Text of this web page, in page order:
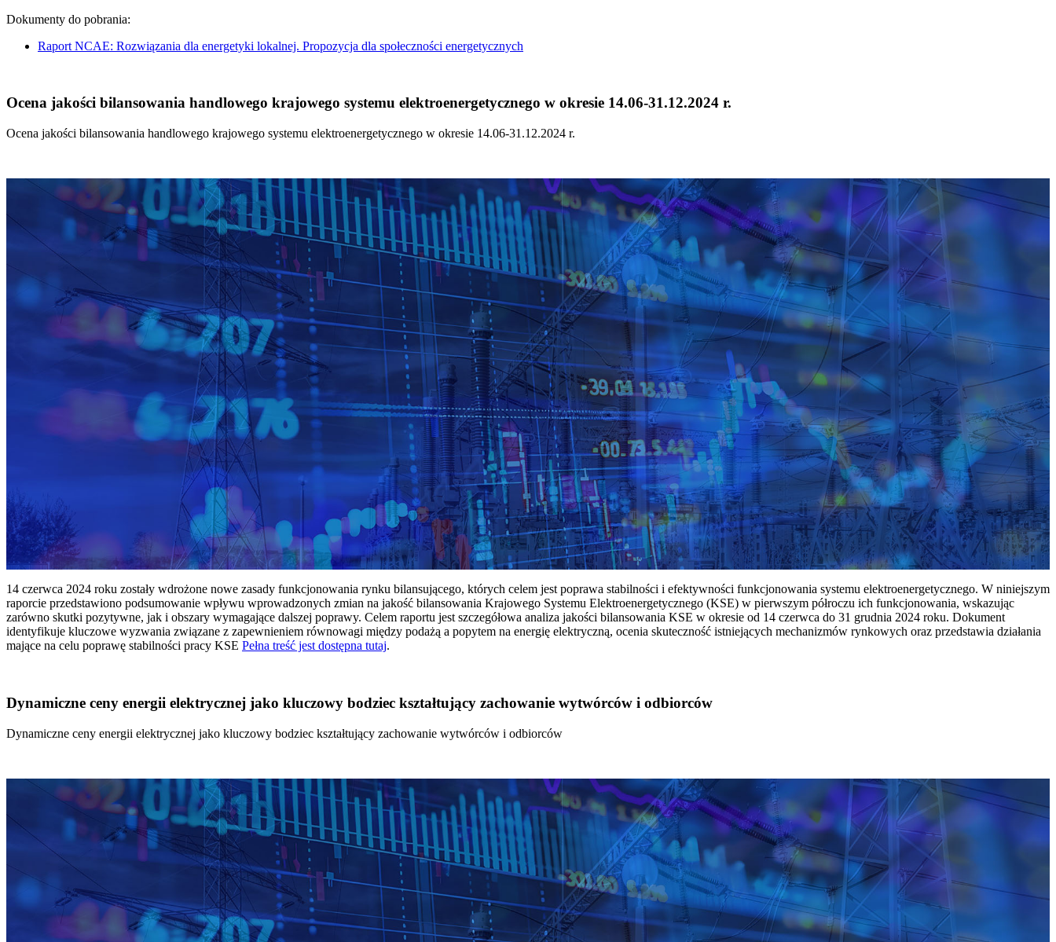
Dokumenty do pobrania:
Raport NCAE: Rozwiązania dla energetyki lokalnej. Propozycja dla społeczności energetycznych
Ocena jakości bilansowania handlowego krajowego systemu elektroenergetycznego w okresie 14.06-31.12.2024 r.
Ocena jakości bilansowania handlowego krajowego systemu elektroenergetycznego w okresie 14.06-31.12.2024 r.
14 czerwca 2024 roku zostały wdrożone nowe zasady funkcjonowania rynku bilansującego, których celem jest poprawa stabilności i efektywności funkcjonowania systemu elektroenergetycznego. W niniejszym
raporcie przedstawiono podsumowanie wpływu wprowadzonych zmian na jakość bilansowania Krajowego Systemu Elektroenergetycznego (KSE) w pierwszym półroczu ich funkcjonowania, wskazując
zarówno skutki pozytywne, jak i obszary wymagające dalszej poprawy. Celem raportu jest szczegółowa analiza jakości bilansowania KSE w okresie od 14 czerwca do 31 grudnia 2024 roku. Dokument
identyfikuje kluczowe wyzwania związane z zapewnieniem równowagi między podażą a popytem na energię elektryczną, ocenia skuteczność istniejących mechanizmów rynkowych oraz przedstawia działania
mające na celu poprawę stabilności pracy KSE Pełna treść jest dostępna tutaj.
Dynamiczne ceny energii elektrycznej jako kluczowy bodziec kształtujący zachowanie wytwórców i odbiorców
Dynamiczne ceny energii elektrycznej jako kluczowy bodziec kształtujący zachowanie wytwórców i odbiorców